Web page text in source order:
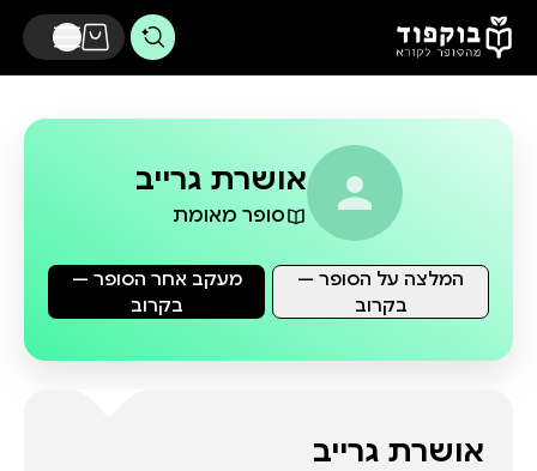
דלג לתוכן הראשי
אושרת גרייב
סופר מאומת
מעקב אחר הסופר —
בקרוב
המלצה על הסופר —
בקרוב
אושרת גרייב